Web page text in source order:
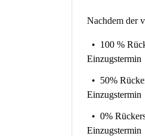
Nachdem der
100 %
Einzugstermin
50%
Einzugstermin
0%
Einzugstermin